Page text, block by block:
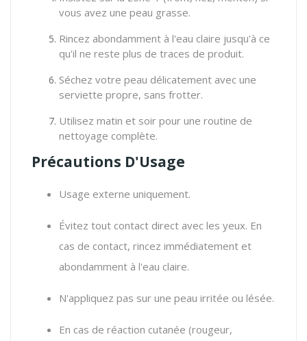
vous avez une peau grasse.
Rincez abondamment à l'eau claire jusqu'à ce
qu'il ne reste plus de traces de produit.
Séchez votre peau délicatement avec une
serviette propre, sans frotter.
Utilisez matin et soir pour une routine de
nettoyage complète.
Précautions D'Usage
Usage externe uniquement.
Évitez tout contact direct avec les yeux. En
cas de contact, rincez immédiatement et
abondamment à l'eau claire.
N'appliquez pas sur une peau irritée ou lésée.
En cas de réaction cutanée (rougeur,